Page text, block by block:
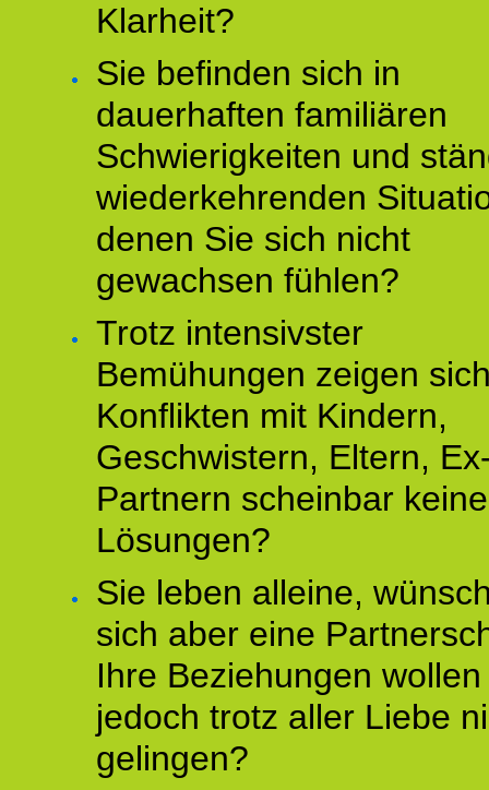
Klarheit?
Sie befinden sich in
dauerhaften familiären
Schwierigkeiten und
wiederkehrenden
denen Sie sich nicht
gewachsen fühlen?
Trotz intensivster
Bemühungen zeigen
Konflikten mit Kindern,
Geschwistern, Eltern,
Partnern scheinbar keine
Lösungen?
Sie leben alleine,
sich aber eine
Ihre Beziehungen wollen
jedoch trotz aller Liebe
gelingen?